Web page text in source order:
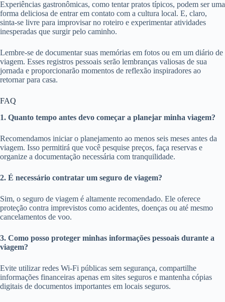
Experiências gastronômicas, como tentar pratos típicos, podem ser uma
forma deliciosa de entrar em contato com a cultura local. E, claro,
sinta-se livre para improvisar no roteiro e experimentar atividades
inesperadas que surgir pelo caminho.
Lembre-se de documentar suas memórias em fotos ou em um diário de
viagem. Esses registros pessoais serão lembranças valiosas de sua
jornada e proporcionarão momentos de reflexão inspiradores ao
retornar para casa.
FAQ
1. Quanto tempo antes devo começar a planejar minha viagem?
Recomendamos iniciar o planejamento ao menos seis meses antes da
viagem. Isso permitirá que você pesquise preços, faça reservas e
organize a documentação necessária com tranquilidade.
2. É necessário contratar um seguro de viagem?
Sim, o seguro de viagem é altamente recomendado. Ele oferece
proteção contra imprevistos como acidentes, doenças ou até mesmo
cancelamentos de voo.
3. Como posso proteger minhas informações pessoais durante a
viagem?
Evite utilizar redes Wi-Fi públicas sem segurança, compartilhe
informações financeiras apenas em sites seguros e mantenha cópias
digitais de documentos importantes em locais seguros.